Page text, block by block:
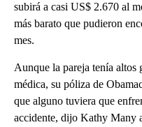
subirá a casi US$ 2.670 al
más barato que pudieron
mes.
Aunque la pareja tenía altos
médica, su póliza de
que alguno tuviera que
accidente, dijo Kathy Many